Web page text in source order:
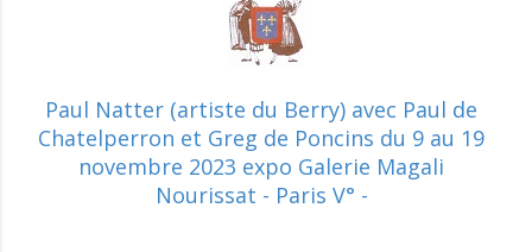
Paul Natter (artiste du Berry) avec Paul de
Chatelperron et Greg de Poncins du 9 au 19
novembre 2023 expo Galerie Magali
Nourissat - Paris V° -